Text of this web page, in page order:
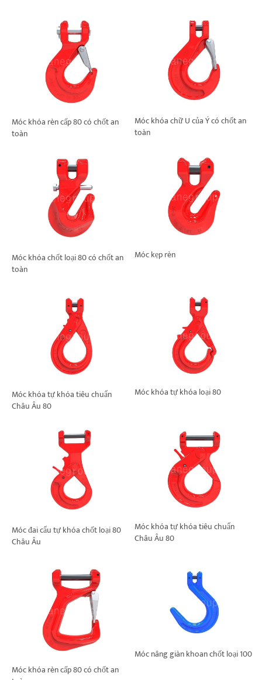
Móc khóa rèn cấp 80 có chốt an
toàn
Móc khóa chữ U của Ý có chốt an
toàn
Móc khóa chốt loại 80 có chốt an
toàn
Móc kẹp rèn
Móc khóa tự khóa tiêu chuẩn
Châu Âu 80
Móc khóa tự khóa loại 80
Móc đai cẩu tự khóa chốt loại 80
Châu Âu
Móc khóa tự khóa tiêu chuẩn
Châu Âu 80
Móc khóa rèn cấp 80 có chốt an
Móc nâng giàn khoan chốt loại 100